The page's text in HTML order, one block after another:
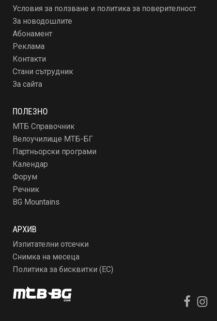
Условия за ползване и политика за поверителност
За новодошлите
Абонамент
Реклама
Контакти
Стани сътрудник
За сайта
ПОЛЕЗНО
МТБ Справочник
Велоучилище МТБ-БГ
Партньорски програми
Календар
Форум
Речник
BG Mountains
АРХИВ
Изпитателни отсечки
Снимка на месеца
Политика за бисквитки (ЕС)